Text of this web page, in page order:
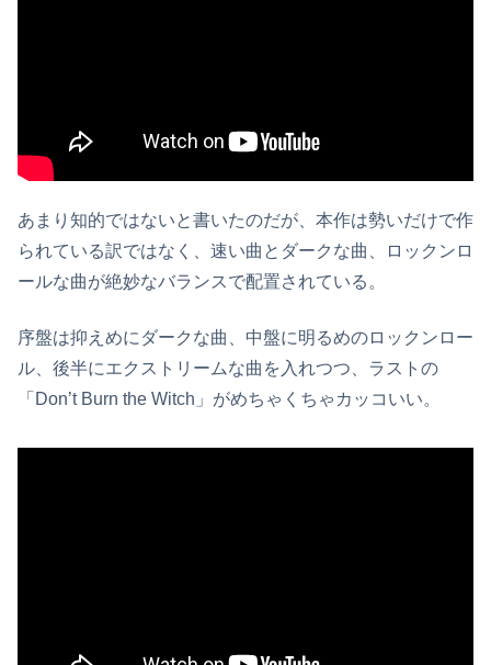
あまり知的ではないと書いたのだが、本作は勢いだけで作
られている訳ではなく、速い曲とダークな曲、ロックンロ
ールな曲が絶妙なバランスで配置されている。
序盤は抑えめにダークな曲、中盤に明るめのロックンロー
ル、後半にエクストリームな曲を入れつつ、ラストの
「Don’t Burn the Witch」がめちゃくちゃカッコいい。